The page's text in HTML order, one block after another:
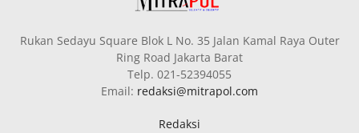
Rukan Sedayu Square Blok L No. 35 Jalan Kamal Raya Outer
Ring Road Jakarta Barat
Telp. 021-52394055
Email: redaksi@mitrapol.com
Redaksi